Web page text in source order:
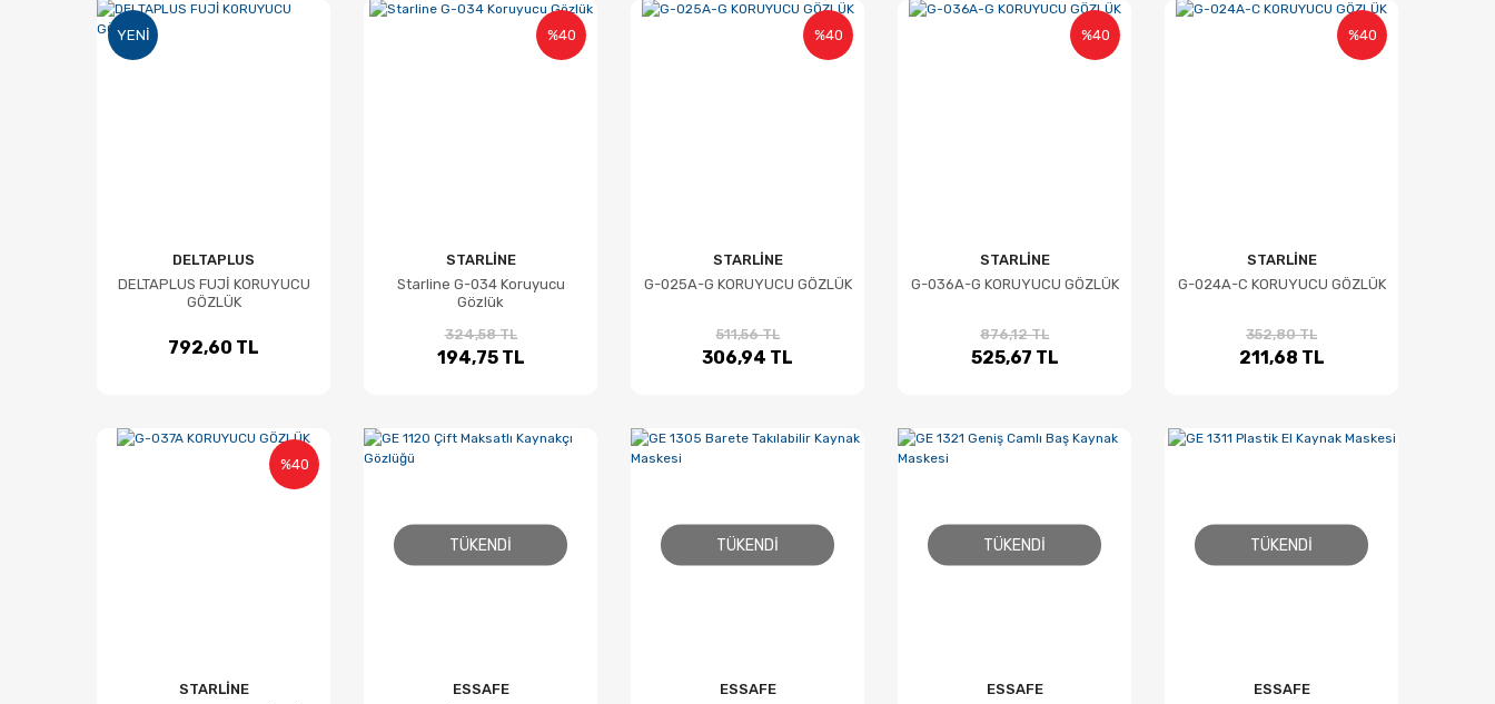
YENI
DELTAPLUS
DELTAPLUS FUJİ KORUYUCU
GÖZLÜK
792,60 TL
%40
STARLİNE
Starline G-034 Koruyucu
Gözlük
324,58 TL
194,75 TL
%40
STARLİNE
G-025A-G KORUYUCU GÖZLÜK
511,56 TL
306,94 TL
%40
STARLİNE
G-036A-G KORUYUCU GÖZLÜK
876,12 TL
525,67 TL
%40
STARLİNE
G-024A-C KORUYUCU GÖZLÜK
352,80 TL
211,68 TL
%40
STARLİNE
TÜKENDI
ESSAFE
TÜKENDI
ESSAFE
TÜKENDI
ESSAFE
TÜKENDI
ESSAFE